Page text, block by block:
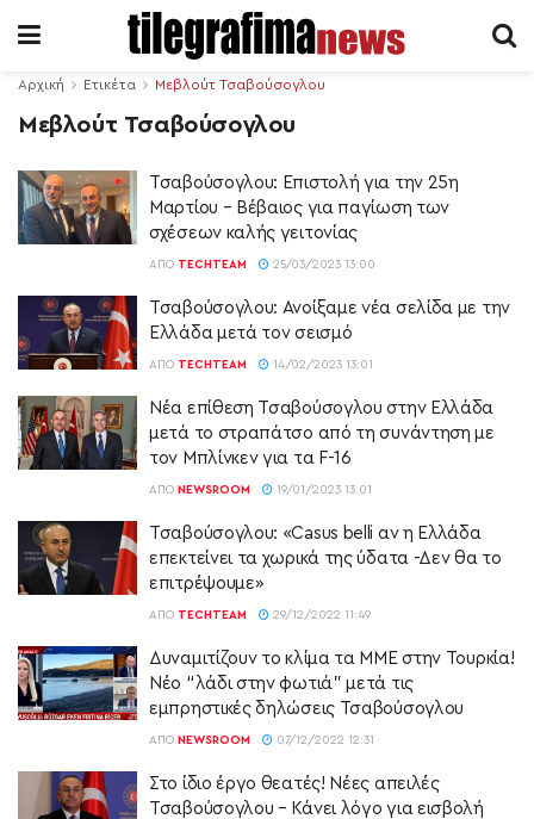
Αρχική Ετικέτα Μεβλούτ Τσαβούσογλου
Μεβλούτ Τσαβούσογλου
Τσαβούσογλου: Επιστολή για την 25η
Μαρτίου – Βέβαιος για παγίωση των
σχέσεων καλής γειτονίας
ΑΠΌ TECHTEAM 25/03/2023 13:00
Τσαβούσογλου: Ανοίξαμε νέα σελίδα με την
Ελλάδα μετά τον σεισμό
ΑΠΌ TECHTEAM 14/02/2023 13:01
Νέα επίθεση Τσαβούσογλου στην Ελλάδα
μετά το στραπάτσο από τη συνάντηση με
τον Μπλίνκεν για τα F-16
ΑΠΌ NEWSROOM 19/01/2023 13:01
Τσαβούσογλου: «Casus belli αν η Ελλάδα
επεκτείνει τα χωρικά της ύδατα -Δεν θα το
επιτρέψουμε»
ΑΠΌ TECHTEAM 29/12/2022 11:49
Δυναμιτίζουν το κλίμα τα ΜΜΕ στην Τουρκία!
Νέο “λάδι στην φωτιά” μετά τις
εμπρηστικές δηλώσεις Τσαβούσογλου
ΑΠΌ NEWSROOM 07/12/2022 12:31
Στο ίδιο έργο θεατές! Νέες απειλές
Τσαβούσογλου – Κάνει λόγο για εισβολή